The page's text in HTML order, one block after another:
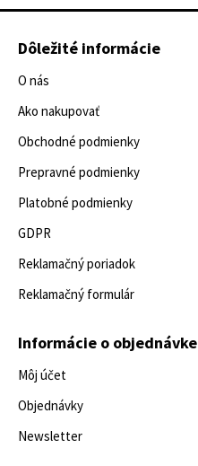
Dôležité informácie
O nás
Ako nakupovať
Obchodné podmienky
Prepravné podmienky
Platobné podmienky
GDPR
Reklamačný poriadok
Reklamačný formulár
Informácie o objednávke
Môj účet
Objednávky
Newsletter